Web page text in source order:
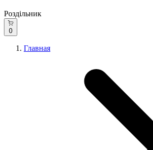
Роздільник
0
Главная